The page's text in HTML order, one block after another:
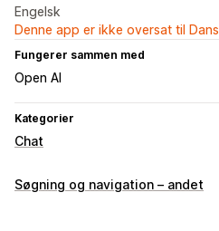
Engelsk
Denne app er ikke oversat til
Fungerer sammen med
Open AI
Kategorier
Chat
Beskeder i realtid
Søgning og navigation – andet